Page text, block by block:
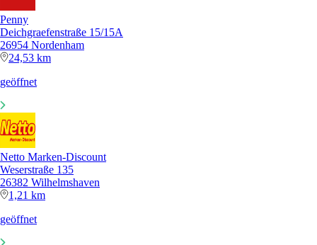
Penny
Deichgraefenstraße 15/15A
26954 Nordenham
24,53 km
geöffnet
Netto Marken-Discount
Weserstraße 135
26382 Wilhelmshaven
1,21 km
geöffnet